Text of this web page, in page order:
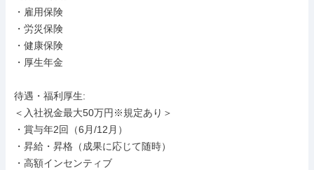
・雇用保険
・労災保険
・健康保険
・厚生年金
待遇・福利厚生:
＜入社祝金最大50万円※規定あり＞
・賞与年2回（6月/12月）
・昇給・昇格（成果に応じて随時）
・高額インセンティブ